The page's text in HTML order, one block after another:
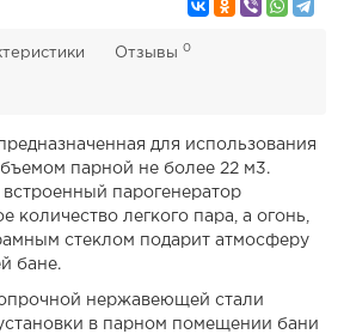
Отзывы 0
для использования
парной не более 22 м3.
парогенератор
количество легкого пара, а огонь,
стеклом подарит атмосферу
бане.
нержавеющей стали
в парном помещении бани